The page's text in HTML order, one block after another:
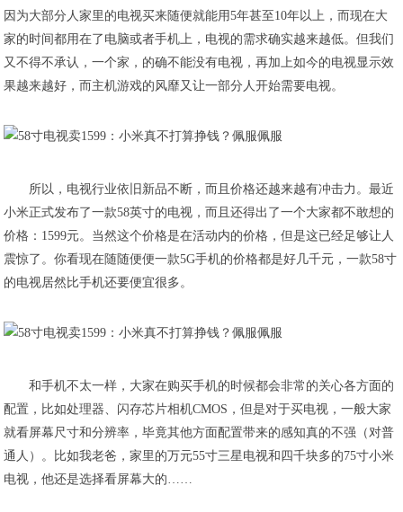
因为大部分人家里的电视买来随便就能用5年甚至10年以上，而现在大
家的时间都用在了电脑或者手机上，电视的需求确实越来越低。但我们
又不得不承认，一个家，的确不能没有电视，再加上如今的电视显示效
果越来越好，而主机游戏的风靡又让一部分人开始需要电视。
所以，电视行业依旧新品不断，而且价格还越来越有冲击力。最近
小米正式发布了一款58英寸的电视，而且还得出了一个大家都不敢想的
价格：1599元。当然这个价格是在活动内的价格，但是这已经足够让人
震惊了。你看现在随随便便一款5G手机的价格都是好几千元，一款58寸
的电视居然比手机还要便宜很多。
和手机不太一样，大家在购买手机的时候都会非常的关心各方面的
配置，比如处理器、闪存芯片相机CMOS，但是对于买电视，一般大家
就看屏幕尺寸和分辨率，毕竟其他方面配置带来的感知真的不强（对普
通人）。比如我老爸，家里的万元55寸三星电视和四千块多的75寸小米
电视，他还是选择看屏幕大的……